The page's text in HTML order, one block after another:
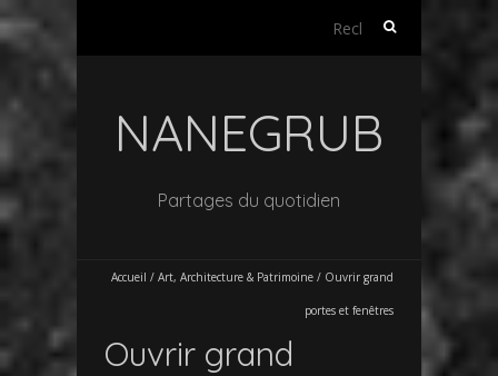
Rechercher :
NANEGRUB
Partages du quotidien
Accueil / Art, Architecture & Patrimoine / Ouvrir grand
portes et fenêtres
Ouvrir grand